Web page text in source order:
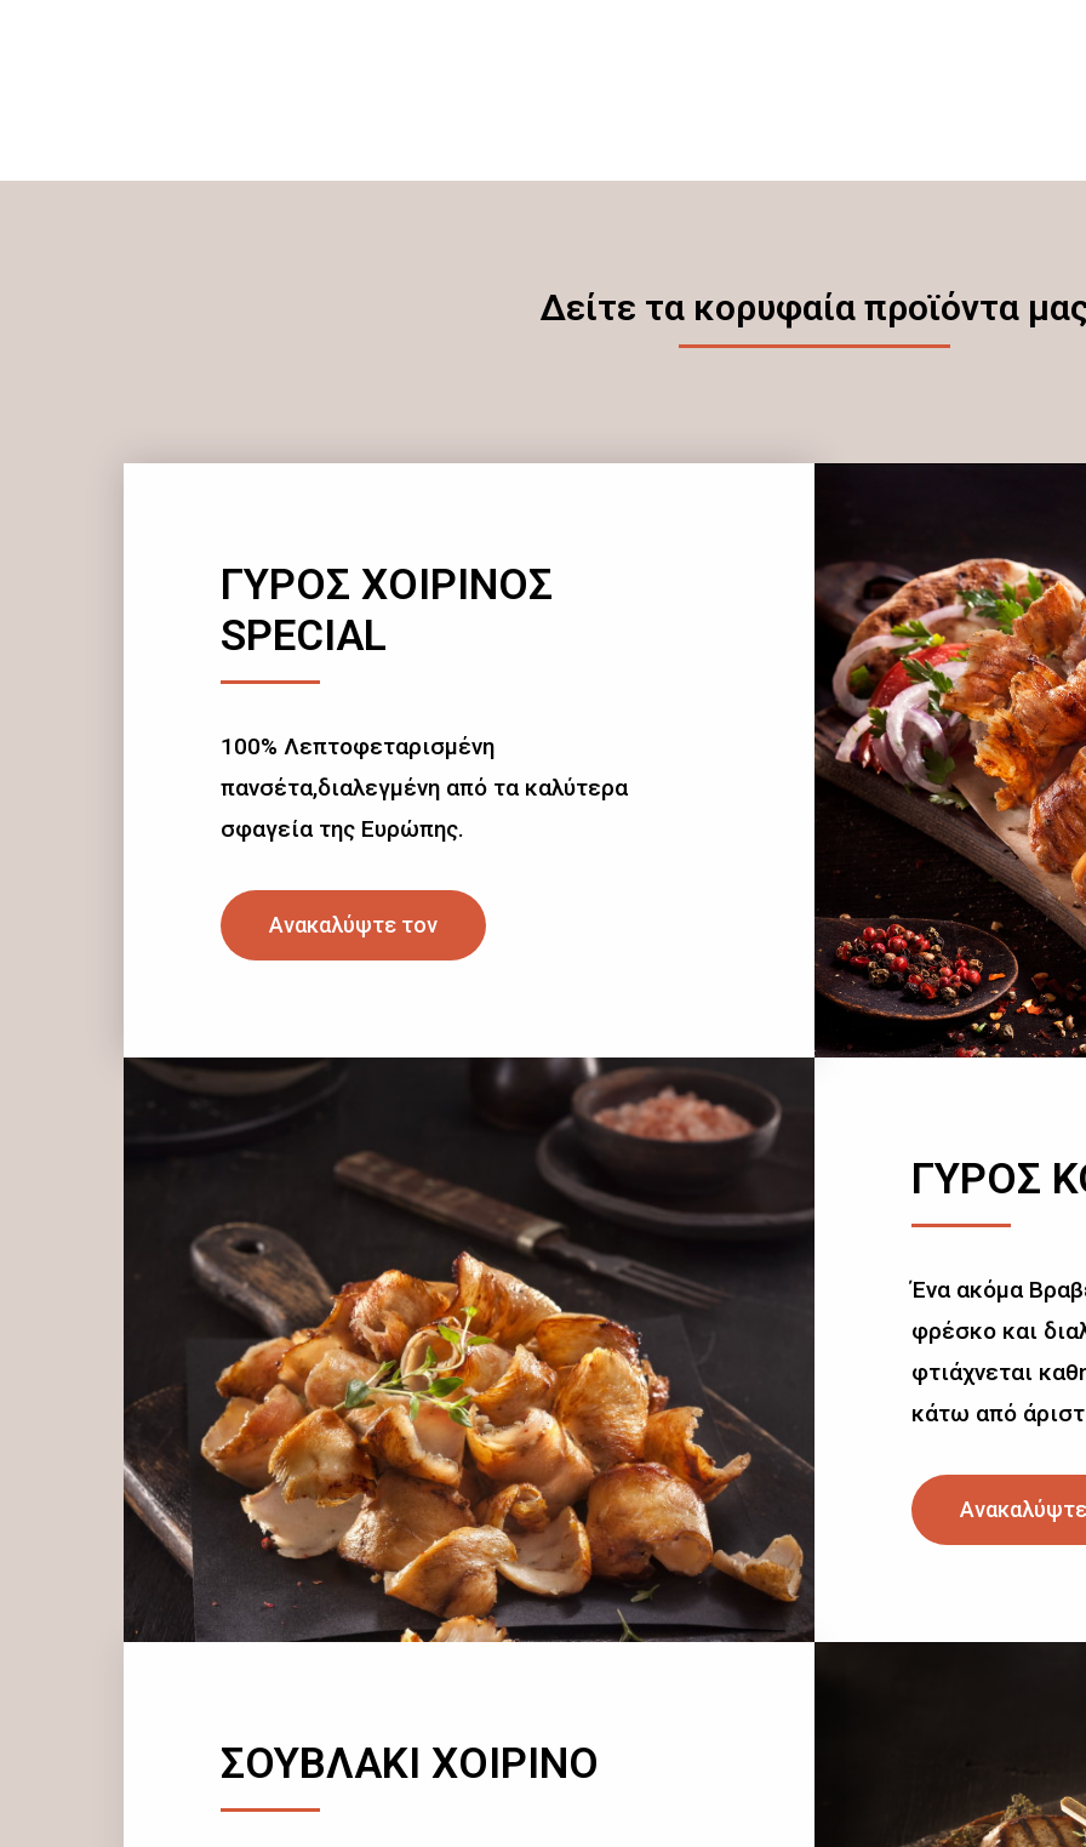
Δείτε τα κορυφαία προϊόντα
ΓΥΡΟΣ ΧΟΙΡΙΝΟΣ
SPECIAL
100% Λεπτοφεταρισμένη
πανσέτα,διαλεγμένη από τα καλύτερα
σφαγεία της Ευρώπης.
Ανακαλύψτε τον
ΓΥΡΟΣ
Ένα ακόμα
φρέσκο και
φτιάχνεται
κάτω από
ΣΟΥΒΛΑΚΙ ΧΟΙΡΙΝΟ